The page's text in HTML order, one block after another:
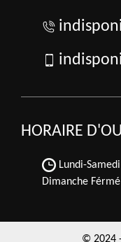
HORAIRE
Lundi-Samedi
Dimanche Férmé
© 2024